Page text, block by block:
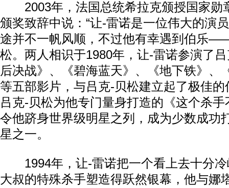
2003年，法国总统希拉克颁授国家勋
颁奖致辞中说：“让-雷诺是一位伟大的演
途并不一帆风顺，不过他有幸遇到伯乐
松。两人相识于1980年，让-雷诺参演了
后决战》、《碧海蓝天》、《地下铁》、
等五部影片，与吕克-贝松建立起了极佳
吕克-贝松为他专门量身打造的《这个杀
令他跻身世界级明星之列，成为少数成功
星之一。
1994年，让-雷诺把一个看上去十分冷
大叔的特殊杀手塑造得跃然银幕，他与娜